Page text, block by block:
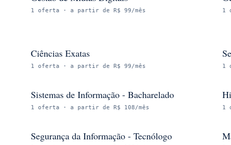
1 oferta · a partir de R$ 99/mês 1
Ciências Exatas
1 oferta · a partir de R$ 99/mês 1
Sistemas de Informação - Bacharelado
1 oferta · a partir de R$ 108/mês 1
Segurança da Informação - Tecnólogo